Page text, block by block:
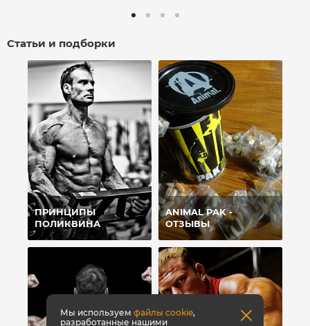
Статьи и подборки
ПРИНЦИПЫ
ПОЛИКВИНА
ANIMAL PAK -
ОТЗЫВЫ
Мы используемфайлы cookie,
разработанные нашими